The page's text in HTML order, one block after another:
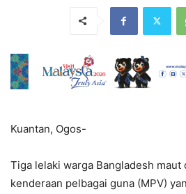
Kuantan, Ogos-
Tiga lelaki warga Bangladesh maut
kenderaan pelbagai guna (MPV)